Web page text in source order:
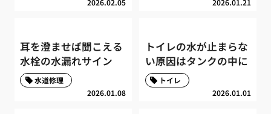
2026.02.05 2026.01.21
耳を澄ませば聞こえる
水栓の水漏れサイン
2026.01.08
水道修理
トイレの水が止まらな
い原因はタンクの中に
2026.01.01
トイレ